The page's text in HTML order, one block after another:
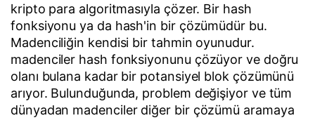
kripto para algoritmasıyla çözer. Bir hash
fonksiyonu ya da hash'in bir çözümüdür bu.
Madenciliğin kendisi bir tahmin oyunudur.
madenciler hash fonksiyonunu çözüyor ve doğru
olanı bulana kadar bir potansiyel blok çözümünü
arıyor. Bulunduğunda, problem değişiyor ve tüm
dünyadan madenciler diğer bir çözümü aramaya